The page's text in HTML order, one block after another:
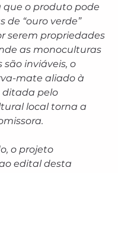
que o produto pode
de “ouro verde”
serem propriedades
as monoculturas
são inviáveis, o
mate aliado à
ditada pelo
local torna a
o projeto
edital desta